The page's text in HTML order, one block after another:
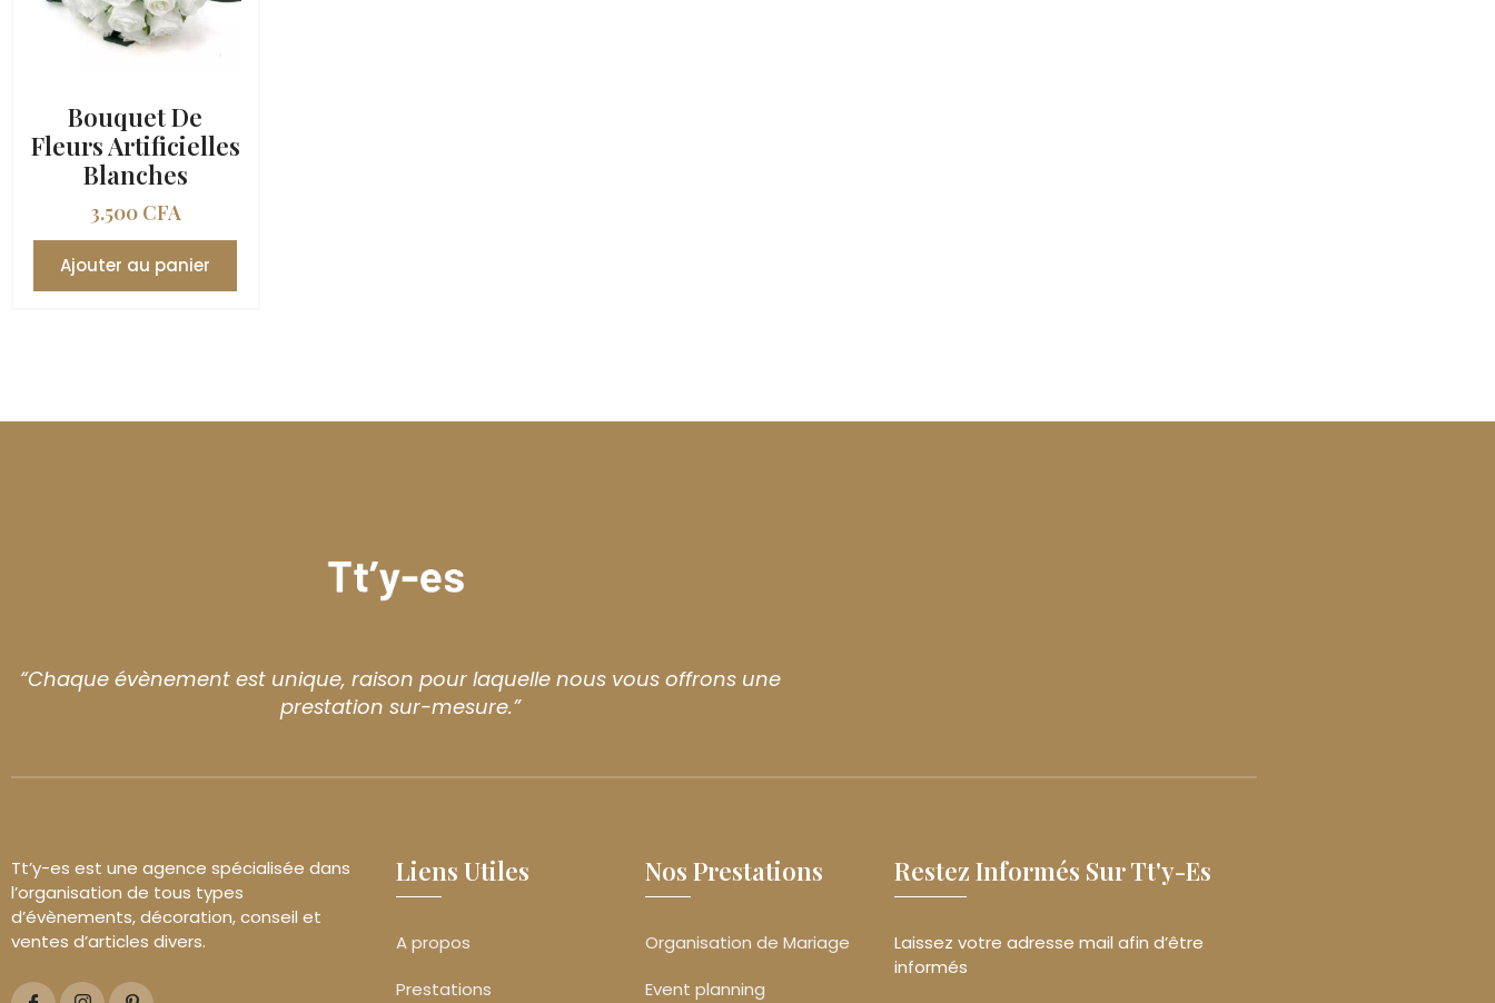
Bouquet De
Fleurs Artificielles
Blanches
3.500 CFA
Ajouter au panier
“Chaque évènement est unique, raison pour laquelle nous vous offrons une
prestation sur-mesure.”
Tt’y-es est une agence spécialisée dans
l’organisation de tous types
d’évènements, décoration, conseil et
ventes d’articles divers.
Liens Utiles
A propos
Prestations
Nos Prestations
Organisation de Mariage
Event planning
Restez Informés Sur Tt'y-Es
Laissez votre adresse mail afin d’être
informés